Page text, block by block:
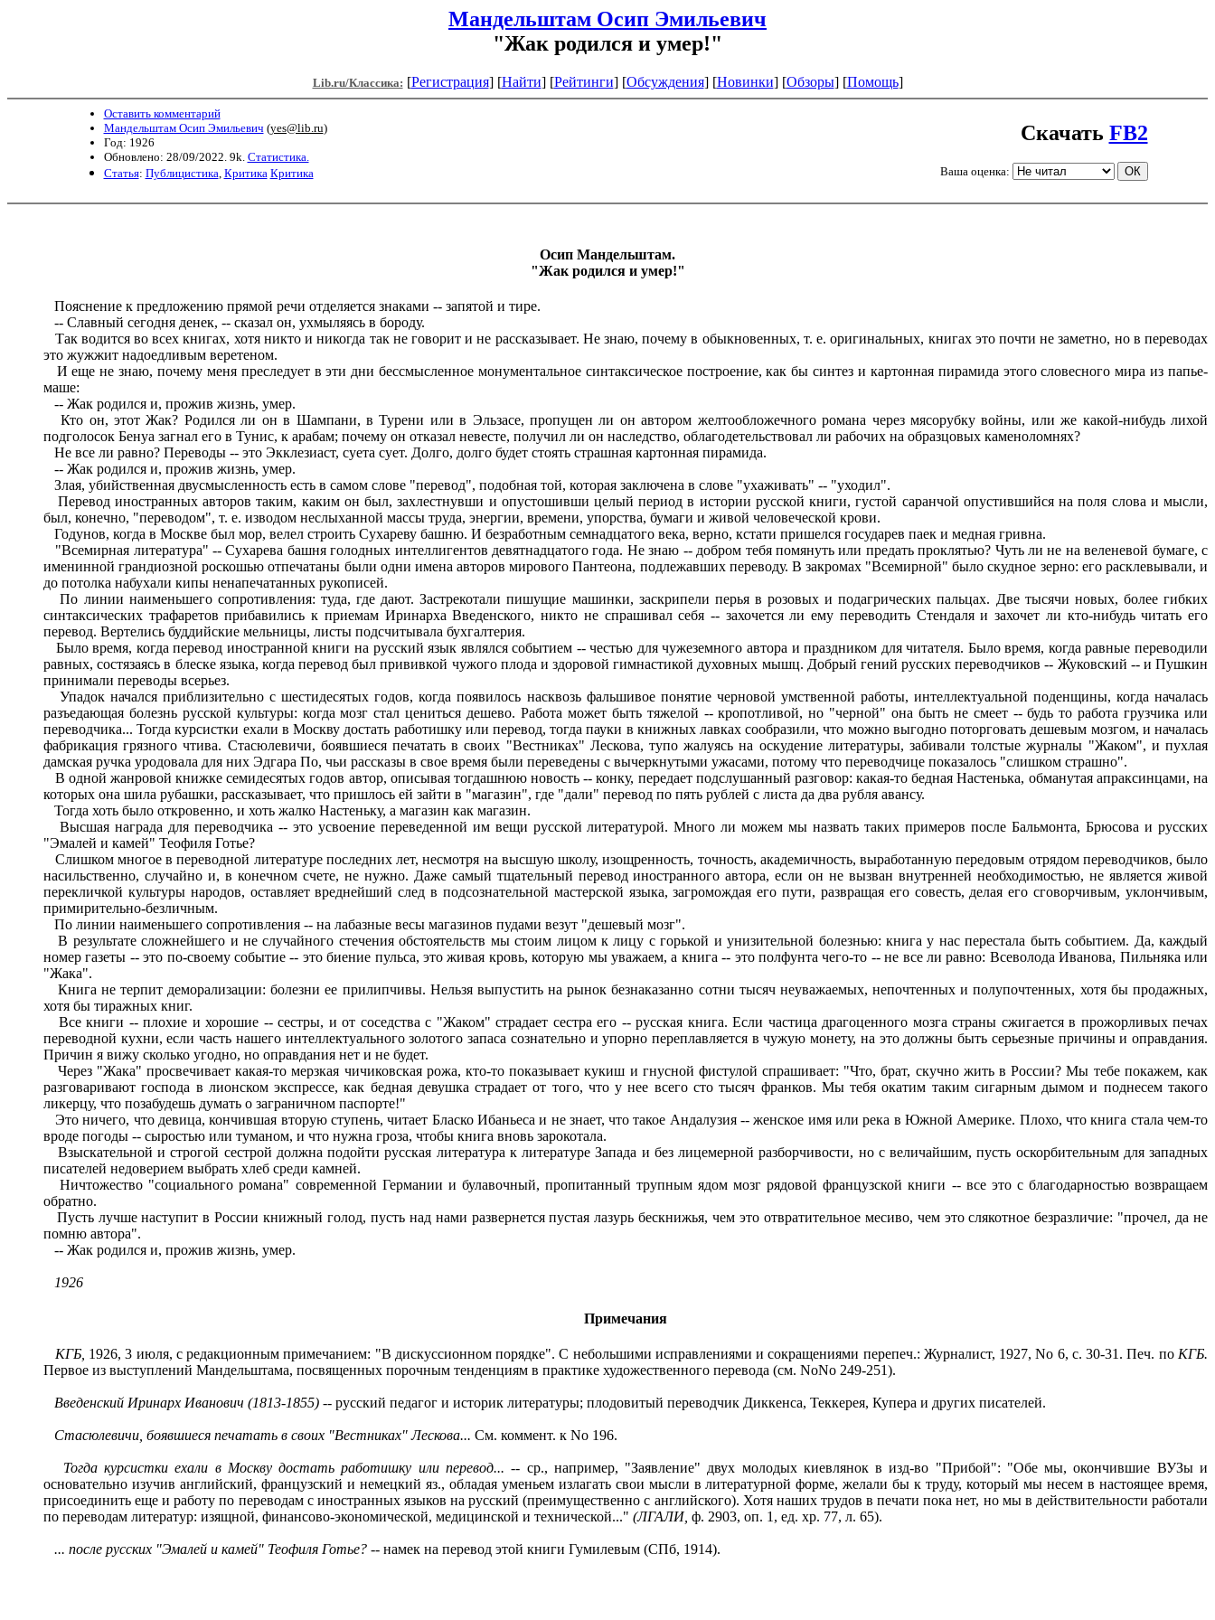
Мандельштам Осип Эмильевич
"Жак родился и умер!"
Lib.ru/Классика: [Регистрация] [Найти] [Рейтинги] [Обсуждения] [Новинки] [Обзоры] [Помощь]
Оставить комментарий
Мандельштам Осип Эмильевич (yes@lib.ru)
Год: 1926
Обновлено: 28/09/2022. 9k. Статистика.
Статья: Публицистика Критика Критика
Скачать FB2
Ваша оценка:
Осип Мандельштам.
"Жак родился и умер!"
Пояснение к предложению прямой речи отделяется знаками -- запятой и тире.
-- Славный сегодня денек, -- сказал он, ухмыляясь в бороду.
Так водится во всех книгах, хотя никто и никогда так не говорит и не рассказывает. Не знаю, почему в обыкновенных, т. е. оригинальных, книгах это почти не заметно, но в переводах
это жужжит надоедливым веретеном.
И еще не знаю, почему меня преследует в эти дни бессмысленное монументальное синтаксическое построение, как бы синтез и картонная пирамида этого словесного мира из папье-
маше:
-- Жак родился и, прожив жизнь, умер.
Кто он, этот Жак? Родился ли он в Шампани, в Турени или в Эльзасе, пропущен ли он автором желтообложечного романа через мясорубку войны, или же какой-нибудь лихой
подголосок Бенуа загнал его в Тунис, к арабам; почему он отказал невесте, получил ли он наследство, облагодетельствовал ли рабочих на образцовых каменоломнях?
Не все ли равно? Переводы -- это Экклезиаст, суета сует. Долго, долго будет стоять страшная картонная пирамида.
-- Жак родился и, прожив жизнь, умер.
Злая, убийственная двусмысленность есть в самом слове "перевод", подобная той, которая заключена в слове "ухаживать" -- "уходил".
Перевод иностранных авторов таким, каким он был, захлестнувши и опустошивши целый период в истории русской книги, густой саранчой опустившийся на поля слова и мысли,
был, конечно, "переводом", т. е. изводом неслыханной массы труда, энергии, времени, упорства, бумаги и живой человеческой крови.
Годунов, когда в Москве был мор, велел строить Сухареву башню. И безработным семнадцатого века, верно, кстати пришелся государев паек и медная гривна.
"Всемирная литература" -- Сухарева башня голодных интеллигентов девятнадцатого года. Не знаю -- добром тебя помянуть или предать проклятью? Чуть ли не на веленевой бумаге, с
именинной грандиозной роскошью отпечатаны были одни имена авторов мирового Пантеона, подлежавших переводу. В закромах "Всемирной" было скудное зерно: его расклевывали, и
до потолка набухали кипы ненапечатанных рукописей.
По линии наименьшего сопротивления: туда, где дают. Застрекотали пишущие машинки, заскрипели перья в розовых и подагрических пальцах. Две тысячи новых, более гибких
синтаксических трафаретов прибавились к приемам Иринарха Введенского, никто не спрашивал себя -- захочется ли ему переводить Стендаля и захочет ли кто-нибудь читать его
перевод. Вертелись буддийские мельницы, листы подсчитывала бухгалтерия.
Было время, когда перевод иностранной книги на русский язык являлся событием -- честью для чужеземного автора и праздником для читателя. Было время, когда равные переводили
равных, состязаясь в блеске языка, когда перевод был прививкой чужого плода и здоровой гимнастикой духовных мышц. Добрый гений русских переводчиков -- Жуковский -- и Пушкин
принимали переводы всерьез.
Упадок начался приблизительно с шестидесятых годов, когда появилось насквозь фальшивое понятие черновой умственной работы, интеллектуальной поденщины, когда началась
разъедающая болезнь русской культуры: когда мозг стал цениться дешево. Работа может быть тяжелой -- кропотливой, но "черной" она быть не смеет -- будь то работа грузчика или
переводчика... Тогда курсистки ехали в Москву достать работишку или перевод, тогда пауки в книжных лавках сообразили, что можно выгодно поторговать дешевым мозгом, и началась
фабрикация грязного чтива. Стасюлевичи, боявшиеся печатать в своих "Вестниках" Лескова, тупо жалуясь на оскудение литературы, забивали толстые журналы "Жаком", и пухлая
дамская ручка уродовала для них Эдгара По, чьи рассказы в свое время были переведены с вычеркнутыми ужасами, потому что переводчице показалось "слишком страшно".
В одной жанровой книжке семидесятых годов автор, описывая тогдашнюю новость -- конку, передает подслушанный разговор: какая-то бедная Настенька, обманутая апраксинцами, на
которых она шила рубашки, рассказывает, что пришлось ей зайти в "магазин", где "дали" перевод по пять рублей с листа да два рубля авансу.
Тогда хоть было откровенно, и хоть жалко Настеньку, а магазин как магазин.
Высшая награда для переводчика -- это усвоение переведенной им вещи русской литературой. Много ли можем мы назвать таких примеров после Бальмонта, Брюсова и русских
"Эмалей и камей" Теофиля Готье?
Слишком многое в переводной литературе последних лет, несмотря на высшую школу, изощренность, точность, академичность, выработанную передовым отрядом переводчиков, было
насильственно, случайно и, в конечном счете, не нужно. Даже самый тщательный перевод иностранного автора, если он не вызван внутренней необходимостью, не является живой
перекличкой культуры народов, оставляет вреднейший след в подсознательной мастерской языка, загромождая его пути, развращая его совесть, делая его сговорчивым, уклончивым,
примирительно-безличным.
По линии наименьшего сопротивления -- на лабазные весы магазинов пудами везут "дешевый мозг".
В результате сложнейшего и не случайного стечения обстоятельств мы стоим лицом к лицу с горькой и унизительной болезнью: книга у нас перестала быть событием. Да, каждый
номер газеты -- это по-своему событие -- это биение пульса, это живая кровь, которую мы уважаем, а книга -- это полфунта чего-то -- не все ли равно: Всеволода Иванова, Пильняка или
"Жака".
Книга не терпит деморализации: болезни ее прилипчивы. Нельзя выпустить на рынок безнаказанно сотни тысяч неуважаемых, непочтенных и полупочтенных, хотя бы продажных,
хотя бы тиражных книг.
Все книги -- плохие и хорошие -- сестры, и от соседства с "Жаком" страдает сестра его -- русская книга. Если частица драгоценного мозга страны сжигается в прожорливых печах
переводной кухни, если часть нашего интеллектуального золотого запаса сознательно и упорно переплавляется в чужую монету, на это должны быть серьезные причины и оправдания.
Причин я вижу сколько угодно, но оправдания нет и не будет.
Через "Жака" просвечивает какая-то мерзкая чичиковская рожа, кто-то показывает кукиш и гнусной фистулой спрашивает: "Что, брат, скучно жить в России? Мы тебе покажем, как
разговаривают господа в лионском экспрессе, как бедная девушка страдает от того, что у нее всего сто тысяч франков. Мы тебя окатим таким сигарным дымом и поднесем такого
ликерцу, что позабудешь думать о заграничном паспорте!"
Это ничего, что девица, кончившая вторую ступень, читает Бласко Ибаньеса и не знает, что такое Андалузия -- женское имя или река в Южной Америке. Плохо, что книга стала чем-то
вроде погоды -- сыростью или туманом, и что нужна гроза, чтобы книга вновь зарокотала.
Взыскательной и строгой сестрой должна подойти русская литература к литературе Запада и без лицемерной разборчивости, но с величайшим, пусть оскорбительным для западных
писателей недоверием выбрать хлеб среди камней.
Ничтожество "социального романа" современной Германии и булавочный, пропитанный трупным ядом мозг рядовой французской книги -- все это с благодарностью возвращаем
обратно.
Пусть лучше наступит в России книжный голод, пусть над нами развернется пустая лазурь бескнижья, чем это отвратительное месиво, чем это слякотное безразличие: "прочел, да не
помню автора".
-- Жак родился и, прожив жизнь, умер.
1926
Примечания
КГБ, 1926, 3 июля, с редакционным примечанием: "В дискуссионном порядке". С небольшими исправлениями и сокращениями перепеч.: Журналист, 1927, No 6, с. 30-31. Печ. по КГБ.
Первое из выступлений Мандельштама, посвященных порочным тенденциям в практике художественного перевода (см. NoNo 249-251).
Введенский Иринарх Иванович (1813-1855) -- русский педагог и историк литературы; плодовитый переводчик Диккенса, Теккерея, Купера и других писателей.
Стасюлевичи, боявшиеся печатать в своих "Вестниках" Лескова... См. коммент. к No 196.
Тогда курсистки ехали в Москву достать работишку или перевод... -- ср., например, "Заявление" двух молодых киевлянок в изд-во "Прибой": "Обе мы, окончившие ВУЗы и
основательно изучив английский, французский и немецкий яз., обладая уменьем излагать свои мысли в литературной форме, желали бы к труду, который мы несем в настоящее время,
присоединить еще и работу по переводам с иностранных языков на русский (преимущественно с английского). Хотя наших трудов в печати пока нет, но мы в действительности работали
по переводам литератур: изящной, финансово-экономической, медицинской и технической..." (ЛГАЛИ, ф. 2903, оп. 1, ед. хр. 77, л. 65).
... после русских "Эмалей и камей" Теофиля Готье? -- намек на перевод этой книги Гумилевым (СПб, 1914).